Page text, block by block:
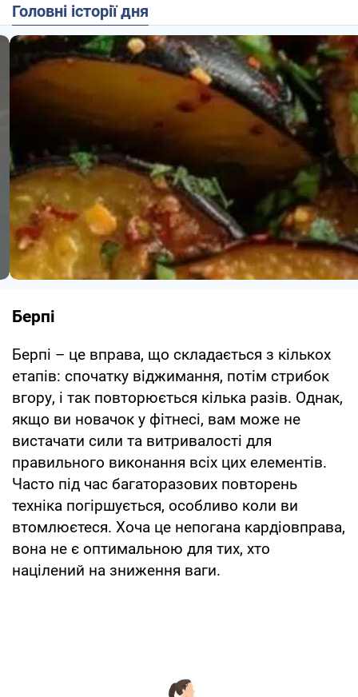
Головні історії дня
Берпі
Берпі – це вправа, що складається з кількох
етапів: спочатку віджимання, потім стрибок
вгору, і так повторюється кілька разів. Однак,
якщо ви новачок у фітнесі, вам може не
вистачати сили та витривалості для
правильного виконання всіх цих елементів.
Часто під час багаторазових повторень
техніка погіршується, особливо коли ви
втомлюєтеся. Хоча це непогана кардіовправа,
вона не є оптимальною для тих, хто
націлений на зниження ваги.